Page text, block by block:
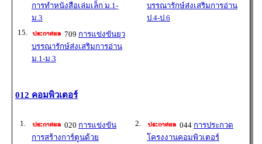
การทำหนังสือเล่มเล็ก ม.1-
ม.3
บรรณารักษ์ส่งเสริมการอ่าน
ป.4-ป.6
15.
709 การแข่งขันยุว
บรรณารักษ์ส่งเสริมการอ่าน
ม.1-ม.3
012 คอมพิวเตอร์
1. 020 การแข่งขัน
การสร้างการ์ตูนด้วย
2. 044 การประกวด
โครงงานคอมพิวเตอร์